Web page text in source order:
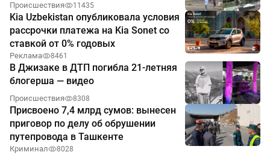
Происшествия 11435
Kia Uzbekistan опубликовала условия
рассрочки платежа на Kia Sonet со
ставкой от 0% годовых
Реклама 8461
В Джизаке в ДТП погибла 21-летняя
блогерша — видео
Происшествия 8308
Присвоено 7,4 млрд сумов: вынесен
приговор по делу об обрушении
путепровода в Ташкенте
Криминал 8028